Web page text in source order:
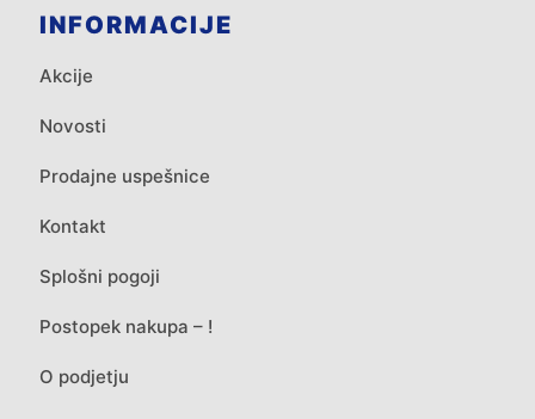
INFORMACIJE
Akcije
Novosti
Prodajne uspešnice
Kontakt
Splošni pogoji
Postopek nakupa – !
O podjetju